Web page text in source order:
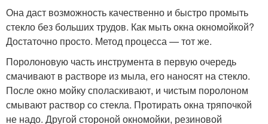
Она даст возможность качественно и быстро промыть
стекло без больших трудов. Как мыть окна окномойкой?
Достаточно просто. Метод процесса — тот же.
Поролоновую часть инструмента в первую очередь
смачивают в растворе из мыла, его наносят на стекло.
После окно мойку споласкивают, и чистым поролоном
смывают раствор со стекла. Протирать окна тряпочкой
не надо. Другой стороной окномойки, резиновой